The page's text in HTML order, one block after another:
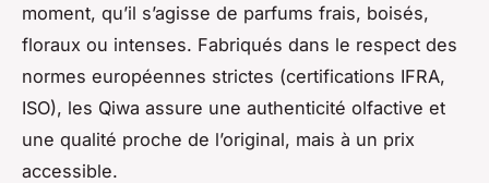
moment, qu’il s’agisse de parfums frais, boisés,
floraux ou intenses. Fabriqués dans le respect des
normes européennes strictes (certifications IFRA,
ISO), les Qiwa assure une authenticité olfactive et
une qualité proche de l’original, mais à un prix
accessible.